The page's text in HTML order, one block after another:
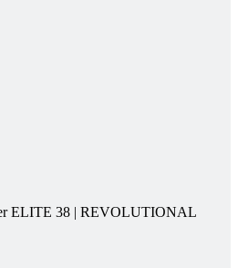
ELITE 38 | REVOLUTIONAL